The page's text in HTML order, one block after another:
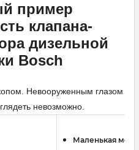
пример
клапана-
дизельной
Bosch
Невооруженным глазом
невозможно.
Маленькая